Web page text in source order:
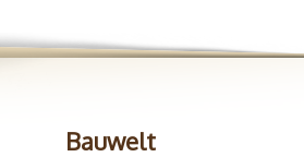
Bauwelt